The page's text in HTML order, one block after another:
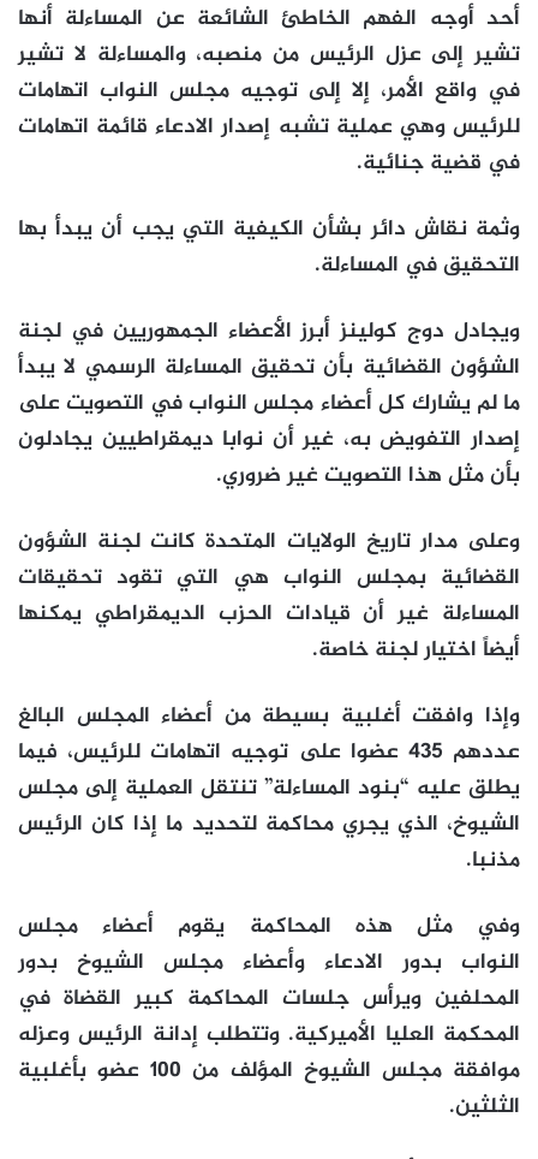
أحد أوجه الفهم الخاطئ الشائعة عن المساءلة أنها
تشير إلى عزل الرئيس من منصبه، والمساءلة لا تشير
في واقع الأمر، إلا إلى توجيه مجلس النواب اتهامات
للرئيس وهي عملية تشبه إصدار الادعاء قائمة اتهامات
في قضية جنائية.
وثمة نقاش دائر بشأن الكيفية التي يجب أن يبدأ بها
التحقيق في المساءلة.
ويجادل دوج كولينز أبرز الأعضاء الجمهوريين في لجنة
الشؤون القضائية بأن تحقيق المساءلة الرسمي لا يبدأ
ما لم يشارك كل أعضاء مجلس النواب في التصويت على
إصدار التفويض به، غير أن نوابا ديمقراطيين يجادلون
بأن مثل هذا التصويت غير ضروري.
وعلى مدار تاريخ الولايات المتحدة كانت لجنة الشؤون
القضائية بمجلس النواب هي التي تقود تحقيقات
المساءلة غير أن قيادات الحزب الديمقراطي يمكنها
أيضاً اختيار لجنة خاصة.
وإذا وافقت أغلبية بسيطة من أعضاء المجلس البالغ
عددهم 435 عضوا على توجيه اتهامات للرئيس، فيما
يطلق عليه “بنود المساءلة” تنتقل العملية إلى مجلس
الشيوخ، الذي يجري محاكمة لتحديد ما إذا كان الرئيس
مذنبا.
وفي مثل هذه المحاكمة يقوم أعضاء مجلس
النواب بدور الادعاء وأعضاء مجلس الشيوخ بدور
المحلفين ويرأس جلسات المحاكمة كبير القضاة في
المحكمة العليا الأميركية. وتتطلب إدانة الرئيس وعزله
موافقة مجلس الشيوخ المؤلف من 100 عضو بأغلبية
الثلثين.